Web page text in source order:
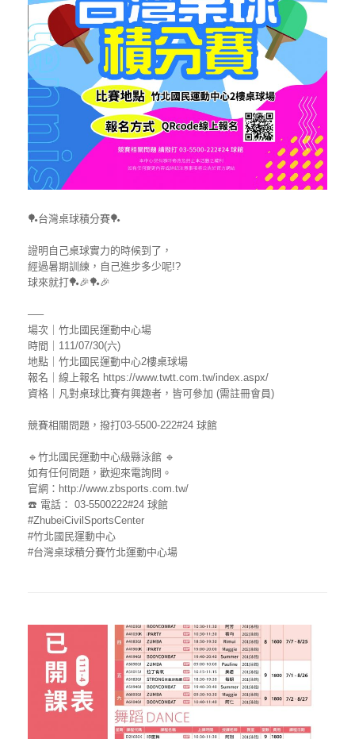
🏓台灣桌球積分賽🏓
證明自己桌球實力的時候到了，
經過暑期訓練，自己進步多少呢!?
球來就打🏓🎉🏓🎉
—–
場次｜竹北國民運動中心場
時間｜111/07/30(六)
地點｜竹北國民運動中心2樓桌球場
報名｜線上報名 https://www.twtt.com.tw/index.aspx/
資格｜凡對桌球比賽有興趣者，皆可參加 (需註冊會員)
競賽相關問題，撥打03-5500-222#24 球館
🔹竹北國民運動中心級縣泳館 🔹
如有任何問題，歡迎來電詢問。
官網：http://www.zbsports.com.tw/
☎️ 電話： 03-5500222#24 球館
#ZhubeiCivilSportsCenter
#竹北國民運動中心
#台灣桌球積分賽竹北運動中心場